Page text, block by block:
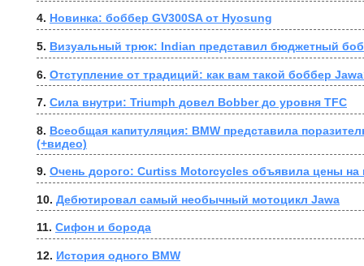
4. Новинка: боббер GV300SA от Hyosung
5. Визуальный трюк: Indian представил бюджетный
6. Отступление от традиций: как вам такой боббер
7. Сила внутри: Triumph довел Bobber до уровня TFC
8. Всеобщая капитуляция: BMW представила
(+видео)
9. Очень дорого: Curtiss Motorcycles объявила цены на
10. Дебютировал самый необычный мотоцикл Jawa
11. Сифон и борода
12. История одного BMW